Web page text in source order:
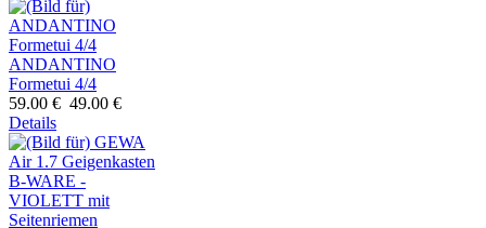
ANDANTINO
Formetui 4/4
59.00 € 49.00 €
Details